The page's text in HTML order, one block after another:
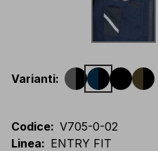
Varianti:
Codice: V705-0-02
Linea: ENTRY FIT